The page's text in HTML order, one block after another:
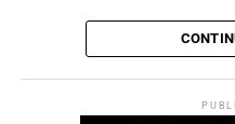
Quando: 02 de julho, a
Onde: Teatro do Sesc
– Centro)
“O dia do
todos os
modo